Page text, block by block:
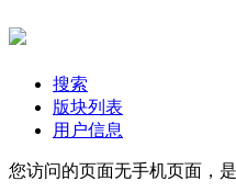
搜索
版块列表
用户信息
您访问的页面无手机页面，